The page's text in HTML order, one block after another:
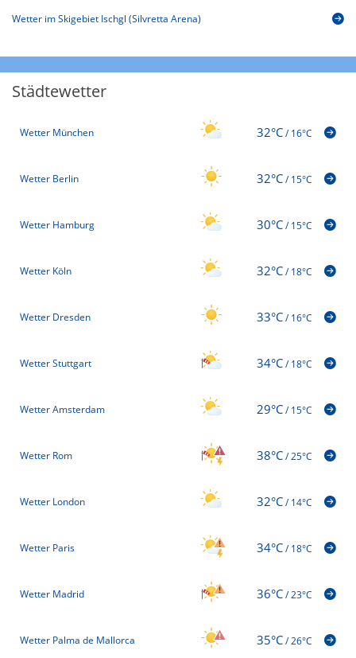
Wetter im Skigebiet Ischgl (Silvretta Arena)
Städtewetter
Wetter München 32°C/16°C
Wetter Berlin 32°C/15°C
Wetter Hamburg 30°C/15°C
Wetter Köln 32°C/18°C
Wetter Dresden 33°C/16°C
Wetter Stuttgart 34°C/18°C
Wetter Amsterdam 29°C/15°C
Wetter Rom 38°C/25°C
Wetter London 32°C/14°C
Wetter Paris 34°C/18°C
Wetter Madrid 36°C/23°C
Wetter Palma de Mallorca 35°C/26°C